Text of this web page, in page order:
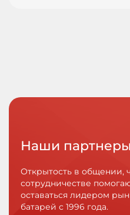
Наши партнеры
Открытость в общении,
сотрудничестве
оставаться лидером
батарей с 1996 года.